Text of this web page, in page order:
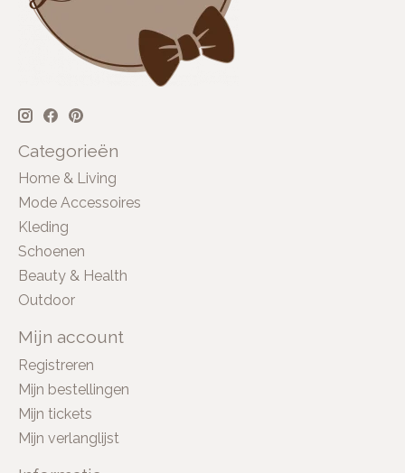
Categorieën
Home & Living
Mode Accessoires
Kleding
Schoenen
Beauty & Health
Outdoor
Mijn account
Registreren
Mijn bestellingen
Mijn tickets
Mijn verlanglijst